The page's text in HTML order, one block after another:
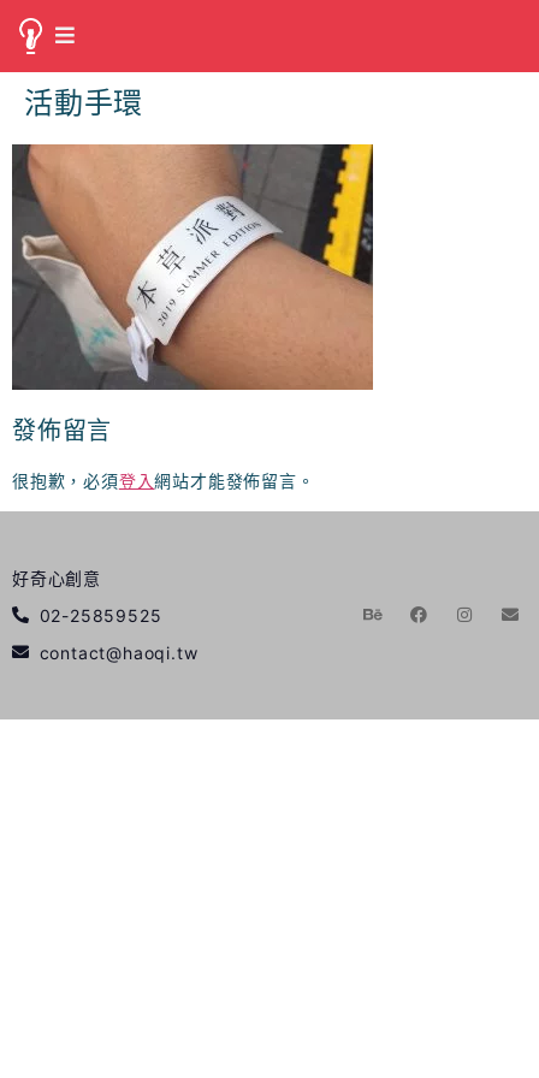
活動手環
發佈留言
很抱歉，必須登入網站才能發佈留言。
好奇心創意
02-25859525
contact@haoqi.tw